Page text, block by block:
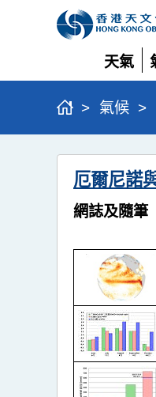
天氣
展
開
> 氣候 >
與
厄
爾
尼
相
厄爾尼諾
網誌及隨筆